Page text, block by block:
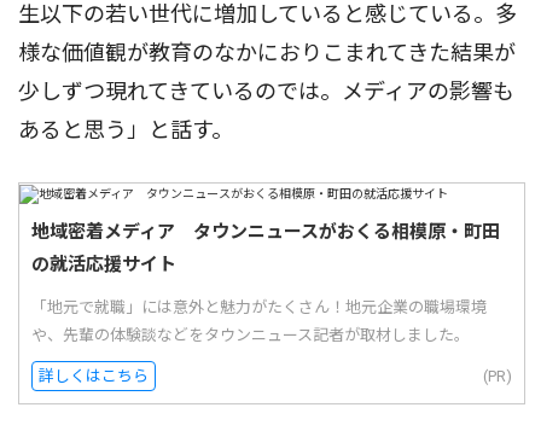
生以下の若い世代に増加していると感じている。多
様な価値観が教育のなかにおりこまれてきた結果が
少しずつ現れてきているのでは。メディアの影響も
あると思う」と話す。
地域密着メディア タウンニュースがおくる相模原・町田
の就活応援サイト
「地元で就職」には意外と魅力がたくさん！地元企業の職場環境
や、先輩の体験談などをタウンニュース記者が取材しました。
詳しくはこちら (PR)